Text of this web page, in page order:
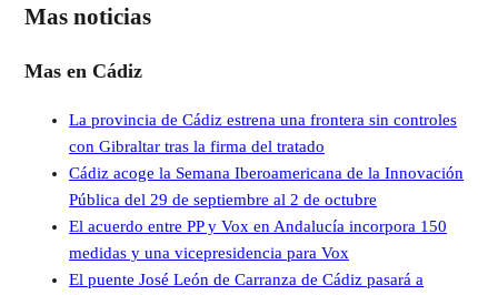
Mas noticias
Mas en Cádiz
La provincia de Cádiz estrena una frontera sin controles
con Gibraltar tras la firma del tratado
Cádiz acoge la Semana Iberoamericana de la Innovación
Pública del 29 de septiembre al 2 de octubre
El acuerdo entre PP y Vox en Andalucía incorpora 150
medidas y una vicepresidencia para Vox
El puente José León de Carranza de Cádiz pasará a